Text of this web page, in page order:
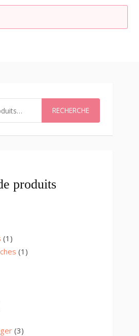
RECHERCHE
produits
1 1
product
1 1
33